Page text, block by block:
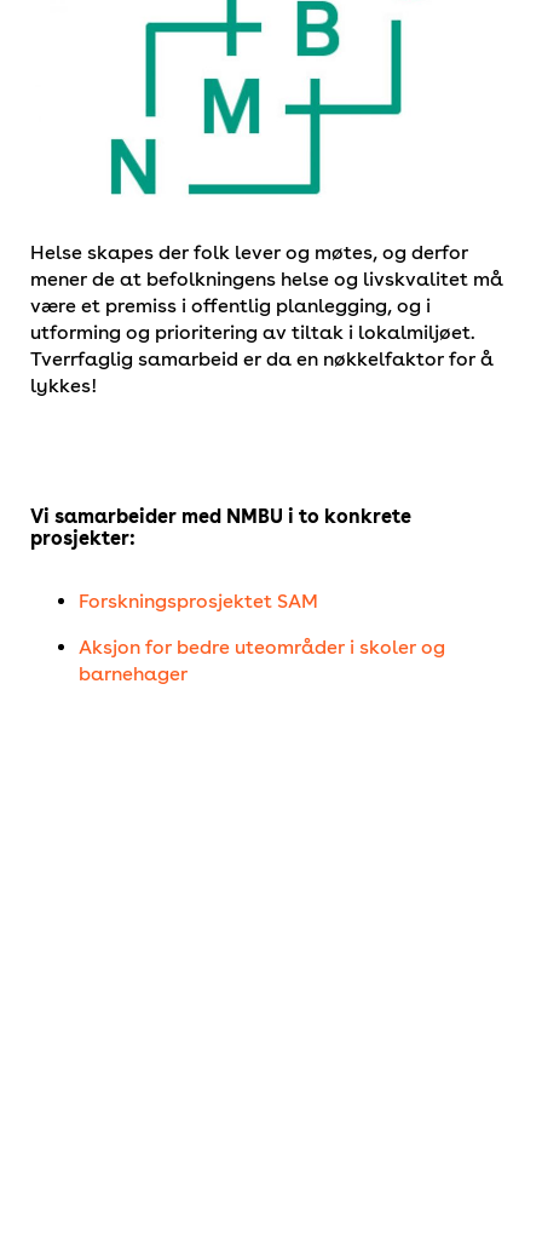
Helse skapes der folk lever og møtes, og derfor
mener de at befolkningens helse og livskvalitet må
være et premiss i offentlig planlegging, og i
utforming og prioritering av tiltak i lokalmiljøet.
Tverrfaglig samarbeid er da en nøkkelfaktor for å
lykkes!
Vi samarbeider med NMBU i to konkrete
prosjekter:
Forskningsprosjektet SAM
Aksjon for bedre uteområder i skoler og
barnehager